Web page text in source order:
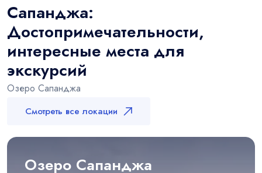
Сапанджа:
Достопримечательности,
интересные места для
экскурсий
Озеро Сапанджа
Смотреть все локации
Озеро Сапанджа